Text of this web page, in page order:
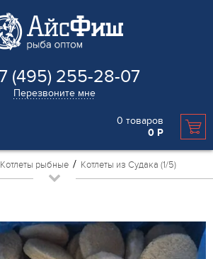
(495) 255-28-07
Перезвоните мне
0 товаров
0 Р
рыбные Котлеты из Судака (1/5)